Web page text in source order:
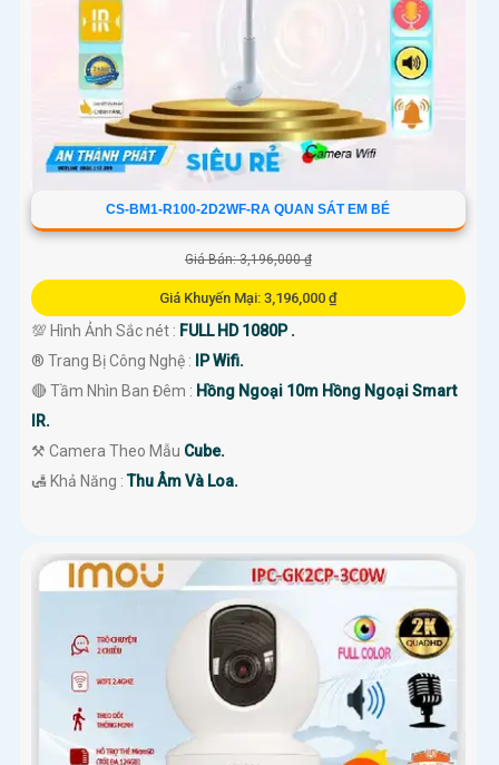
CS-BM1-R100-2D2WF-RA QUAN SÁT EM BÉ
Giá Bán: 3,196,000 ₫
Giá Khuyến Mại: 3,196,000 ₫
💯 Hình Ảnh Sắc nét : FULL HD 1080P .
®️ Trang Bị Công Nghệ :
IP Wifi.
🔴 Tầm Nhìn Ban Đêm : Hồng Ngoại 10m Hồng Ngoại Smart
IR.
⚒ Camera Theo Mẫu Cube.
️🛃 Khả Năng :Thu Âm Và Loa.